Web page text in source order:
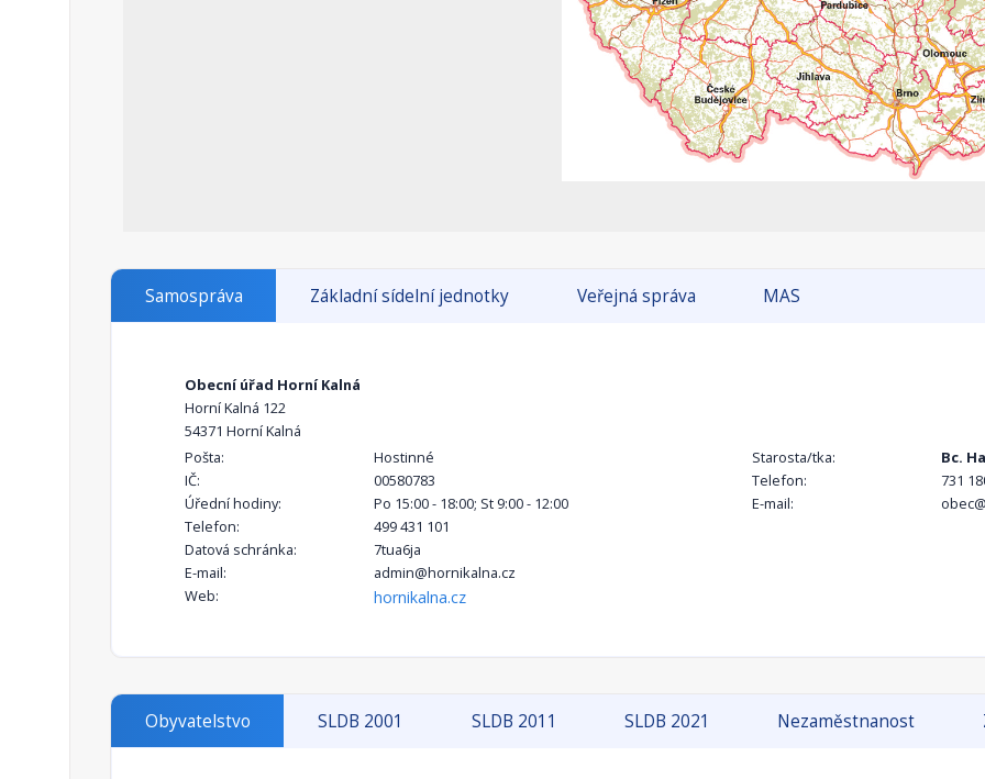
Samospráva Základní sídelní jednotky Veřejná správa MAS
Obecní úřad Horní Kalná
Horní Kalná 122
54371 Horní Kalná
Pošta:
Hostinné
IČ:
00580783
Úřední hodiny:
Po 15:00 - 18:00; St 9:00 - 12:00
Telefon:
499 431 101
Datová schránka:
7tua6ja
E-mail:
admin@hornikalna.cz
Web:
hornikalna.cz
Starosta/tka:
Bc.
Telefon:
731
E-mail:
Obyvatelstvo SLDB 2001 SLDB 2011 SLDB 2021 Nezaměstnanost